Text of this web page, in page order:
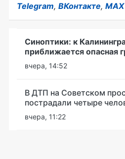
Telegram, ВКонтакте, MAX
Синоптики: к
приближается опасная
вчера, 14:52
В ДТП на Советском
пострадали четыре
вчера, 11:22